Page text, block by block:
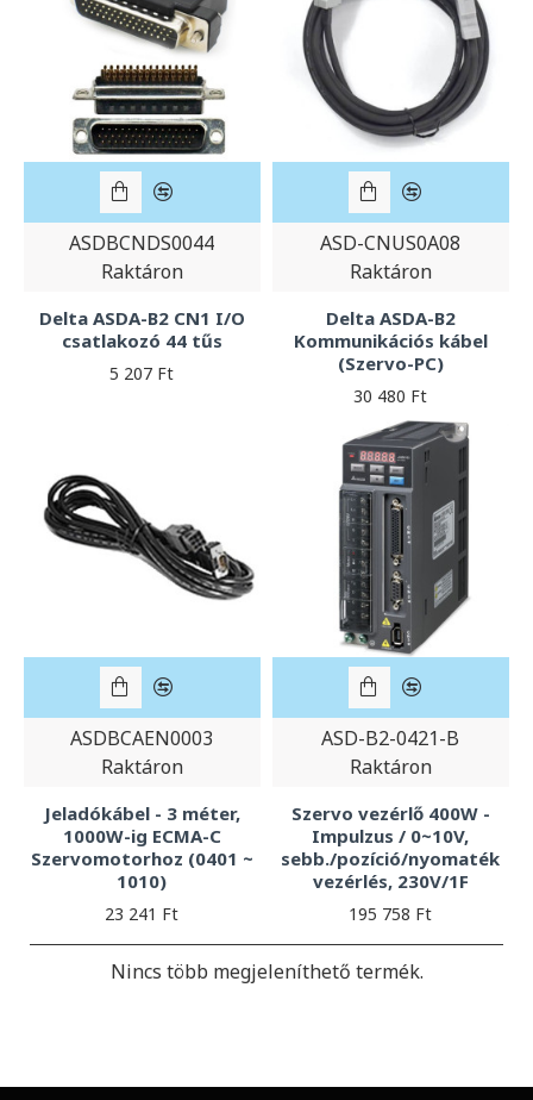
ASDBCNDS0044
Raktáron
Delta ASDA-B2 CN1 I/O
csatlakozó 44 tűs
5 207 Ft
ASD-CNUS0A08
Raktáron
Delta ASDA-B2
Kommunikációs kábel
(Szervo-PC)
30 480 Ft
ASDBCAEN0003
Raktáron
Jeladókábel - 3 méter,
1000W-ig ECMA-C
Szervomotorhoz (0401 ~
1010)
23 241 Ft
ASD-B2-0421-B
Raktáron
Szervo vezérlő 400W -
Impulzus / 0~10V,
sebb./pozíció/nyomaték
vezérlés, 230V/1F
195 758 Ft
Nincs több megjeleníthető termék.